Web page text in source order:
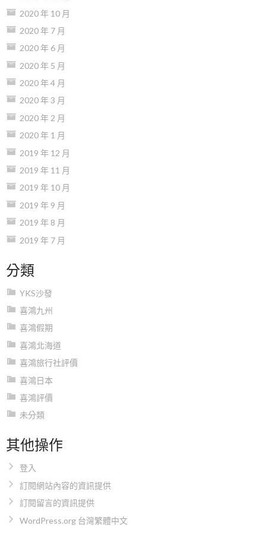
2020 年 10 月
2020 年 7 月
2020 年 6 月
2020 年 5 月
2020 年 4 月
2020 年 3 月
2020 年 2 月
2020 年 1 月
2019 年 12 月
2019 年 11 月
2019 年 10 月
2019 年 9 月
2019 年 8 月
2019 年 7 月
分類
YKS沙發
喜鴻九州
喜鴻假期
喜鴻北海道
喜鴻旅行社評價
喜鴻日本
喜鴻評價
未分類
其他操作
登入
訂閱網站內容的資訊提供
訂閱留言的資訊提供
WordPress.org 台灣繁體中文